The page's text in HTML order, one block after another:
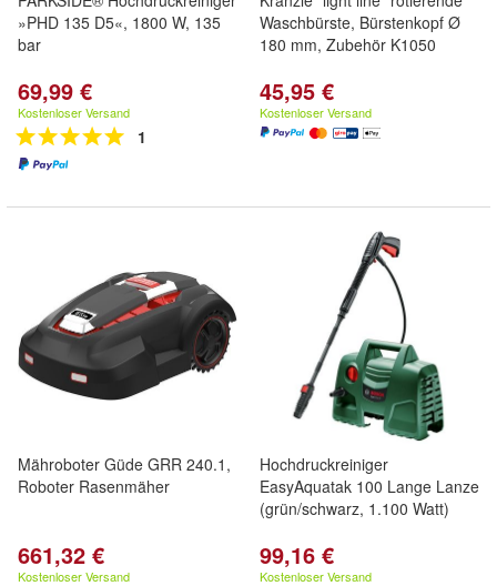
»PHD 135 D5«, 1800 W, 135
bar
69,99 €
Kostenloser Versand
1
Waschbürste, Bürstenkopf Ø
180 mm, Zubehör K1050
45,95 €
Kostenloser Versand
Mähroboter Güde GRR 240.1,
Roboter Rasenmäher
661,32 €
Kostenloser Versand
Hochdruckreiniger
EasyAquatak 100 Lange Lanze
(grün/schwarz, 1.100 Watt)
99,16 €
Kostenloser Versand